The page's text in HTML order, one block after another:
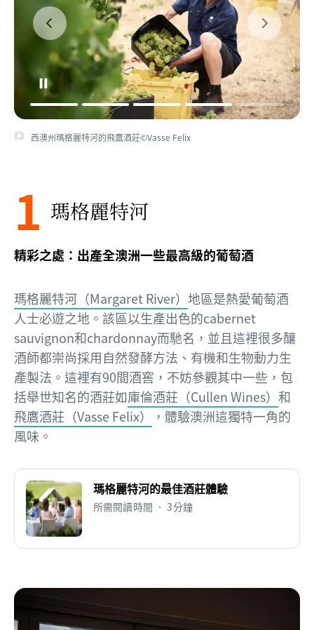
西澳州瑪格麗特河的飛鷹酒莊©Vasse Felix
1 瑪格麗特河
精彩之處：出產全澳洲一些最高級的葡萄酒
瑪格麗特河（Margaret River） 地區是熱愛葡萄酒
人士必遊之地。該區以生產出色的cabernet
sauvignon和chardonnay而馳名，並且這裡很多釀
酒師都崇尚採用自然發酵方法、有機和生物動力生
產製法。這裡有90間酒窖，不妨參觀其中一些，包
括舉世知名的酒莊如庫倫酒莊（Cullen Wines） 和
飛鷹酒莊（Vasse Felix）
，體驗澳洲這獨特一角的
風味。
瑪格麗特河的最佳酒莊體驗
所需閱讀時間 • 3分鐘